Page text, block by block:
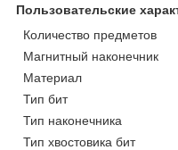
Пользовательские
Количество предметов
Магнитный наконечник
Материал
Тип бит
Тип наконечника
Тип хвостовика бит